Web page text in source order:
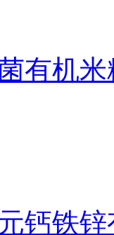
有机米
钙铁